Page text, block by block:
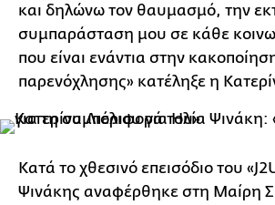
και δηλώνω τον θαυμασμό, την
συμπαράσταση μου σε κάθε
που είναι ενάντια στην
παρενόχλησης» κατέληξε η
Κατά το χθεσινό επεισόδιο του
Ψινάκης αναφέρθηκε στη Μαίρη